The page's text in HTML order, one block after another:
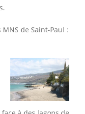
de Saint-Paul :